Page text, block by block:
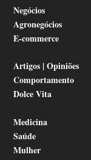
Negócios
Agronegócios
E-commerce
Artigos | Opiniões
Comportamento
Dolce Vita
Medicina
Saúde
Mulher